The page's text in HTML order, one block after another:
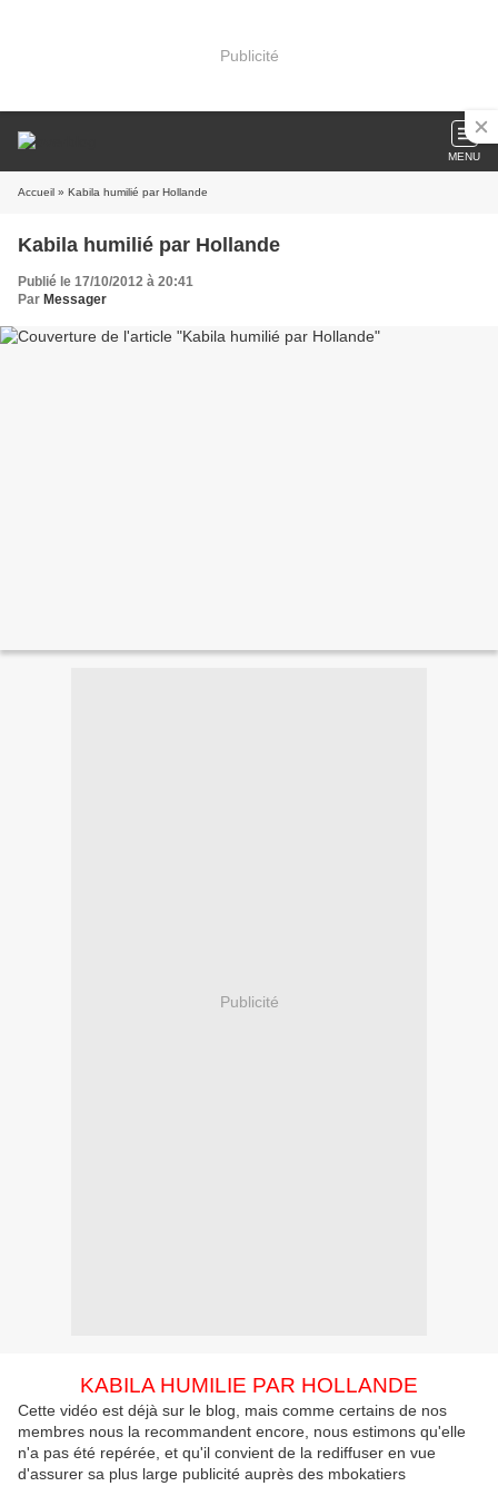
Publicité
MENU
Accueil » Kabila humilié par Hollande
Kabila humilié par Hollande
Publié le 17/10/2012 à 20:41
Par Messager
Publicité
KABILA HUMILIE PAR HOLLANDE
Cette vidéo est déjà sur le blog, mais comme certains de nos
membres nous la recommandent encore, nous estimons qu'elle
n'a pas été repérée, et qu'il convient de la rediffuser en vue
d'assurer sa plus large publicité auprès des mbokatiers